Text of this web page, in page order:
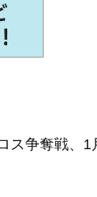
ス争奪戦、1